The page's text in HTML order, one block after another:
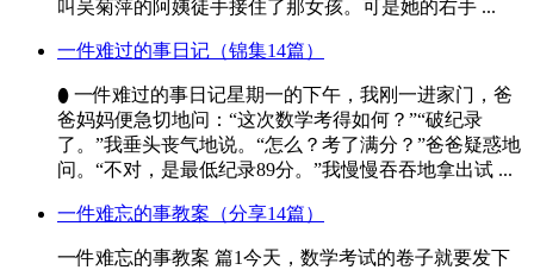
叫吴菊萍的阿姨徒手接住了那女孩。可是她的右手 ...
一件难过的事日记（锦集14篇）
⬮ 一件难过的事日记星期一的下午，我刚一进家门，爸
爸妈妈便急切地问：“这次数学考得如何？”“破纪录
了。”我垂头丧气地说。“怎么？考了满分？”爸爸疑惑地
问。“不对，是最低纪录89分。”我慢慢吞吞地拿出试 ...
一件难忘的事教案（分享14篇）
一件难忘的事教案 篇1今天，数学考试的卷子就要发下